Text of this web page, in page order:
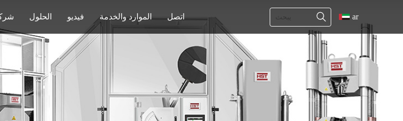
الحلول فيديو الموارد والخدمة اتصل ar